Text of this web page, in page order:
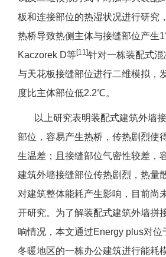
板和连接部位的热湿状况进行研究
热桥导致热侧主体与接缝部位产生
Kaczorek D等[11]针对一栋装配式
与天花板接缝部位进行二维模拟，
度比主体部位低2.2℃。
以上研究表明装配式建筑外墙接
部位，容易产生热桥，传热剧烈使
生温差；且接缝部位气密性较差，
建筑外墙接缝部位传热剧烈，热量
对建筑整体能耗产生影响，目前尚
开研究。为了解装配式建筑外墙拼
响情况，本文通过Energy plus对位
冬暖地区的一栋办公建筑进行能耗